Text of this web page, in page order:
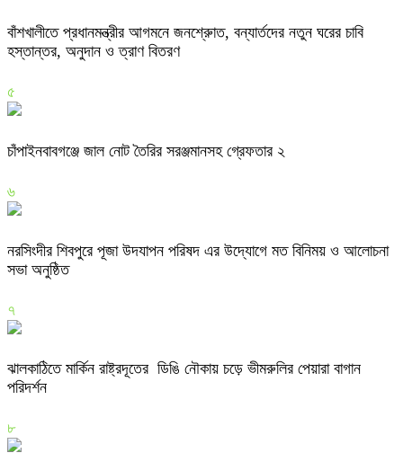
বাঁশখালীতে প্রধানমন্ত্রীর আগমনে জনশ্রুোত, বন্যার্তদের নতুন ঘরের চাবি
হস্তান্তর, অনুদান ও ত্রাণ বিতরণ
৫
চাঁপাইনবাবগঞ্জে জাল নোট তৈরির সরঞ্জমানসহ গ্রেফতার ২
৬
নরসিংদীর শিবপুরে পূজা উদযাপন পরিষদ এর উদ্যোগে মত বিনিময় ও আলোচনা
সভা অনুষ্ঠিত
৭
ঝালকাঠিতে মার্কিন রাষ্ট্রদূতের ডিঙি নৌকায় চড়ে ভীমরুলির পেয়ারা বাগান
পরিদর্শন
৮